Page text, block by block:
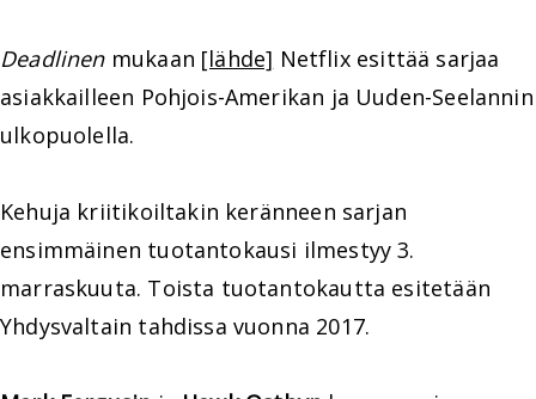
Deadlinenmukaan [lähde] Netflix esittää sarjaa
asiakkailleen Pohjois-Amerikan ja Uuden-Seelannin
ulkopuolella.
Kehuja kriitikoiltakin keränneen sarjan
ensimmäinen tuotantokausi ilmestyy 3.
marraskuuta. Toista tuotantokautta esitetään
Yhdysvaltain tahdissa vuonna 2017.